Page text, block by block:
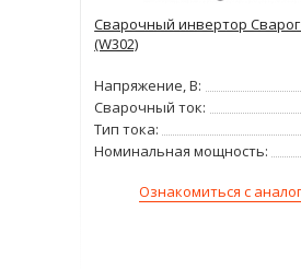
Сварочный инвертор Сварог
(W302)
Напряжение, В:
Сварочный ток:
Тип тока:
Номинальная мощность:
Ознакомиться с